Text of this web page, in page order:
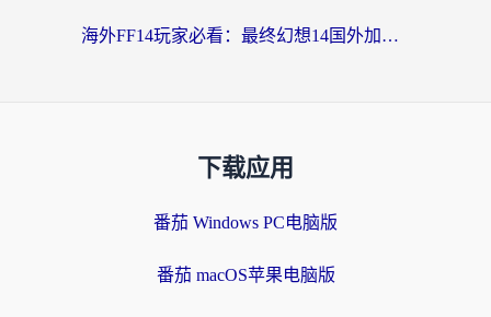
海外FF14玩家必看：最终幻想14国外加速器下载安装全攻略+卡顿解决秘籍
下载应用
番茄 Windows PC电脑版
番茄 macOS苹果电脑版